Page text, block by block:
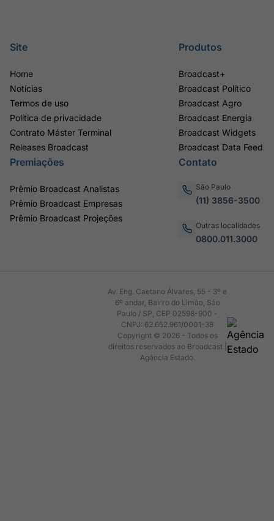
Site
Home
Notícias
Termos de uso
Política de privacidade
Contrato Máster Terminal
Releases Broadcast
Produtos
Broadcast+
Broadcast Político
Broadcast Agro
Broadcast Energia
Broadcast Widgets
Broadcast Data Feed
Premiações
Prêmio Broadcast Analistas
Prêmio Broadcast Empresas
Prêmio Broadcast Projeções
Contato
São Paulo
(11) 3856-3500
Outras localidades
0800.011.3000
Av. Eng. Caetano Álvares, 55 - 3º e
6º andar, Bairro do Limão, São
Paulo / SP, CEP 02598-900 -
CNPJ: 62.652.961/0001-38
Copyright © 2026 - Todos os
direitos reservados ao Broadcast |
Agência Estado.